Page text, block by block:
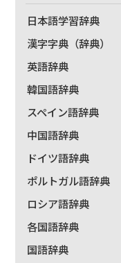
日本語学習辞典
漢字字典（辞典）
英語辞典
韓国語辞典
スペイン語辞典
中国語辞典
ドイツ語辞典
ポルトガル語辞典
ロシア語辞典
各国語辞典
国語辞典